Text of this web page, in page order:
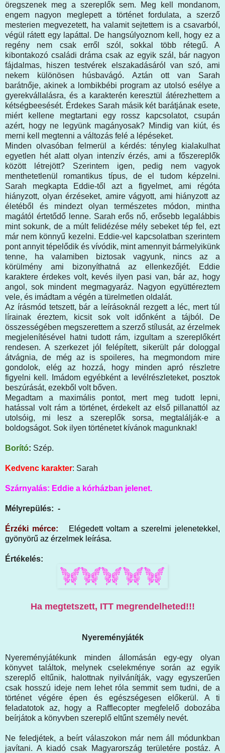
öregszenek meg a szereplők sem. Meg kell mondanom,
engem nagyon meglepett a történet fordulata, a szerző
mesterien megvezetett, ha valamit sejtettem is a csavarból,
végül rátett egy lapáttal. De hangsúlyoznom kell, hogy ez a
regény nem csak erről szól, sokkal több rétegű. A
kibontakozó családi dráma csak az egyik szál, bár nagyon
fájdalmas, hiszen testvérek elszakadásáról van szó, ami
nekem különösen húsbavágó. Aztán ott van Sarah
barátnője, akinek a lombikbébi program az utolsó esélye a
gyerekvállalásra, és a karakterén keresztül átérezhettem a
kétségbeesését. Érdekes Sarah másik két barátjának esete,
miért kellene megtartani egy rossz kapcsolatot, csupán
azért, hogy ne legyünk magányosak? Mindig van kiút, és
merni kell megtenni a változás felé a lépéseket.
Minden olvasóban felmerül a kérdés: tényleg kialakulhat
egyetlen hét alatt olyan intenzív érzés, ami a főszereplők
között létrejött? Szerintem igen, pedig nem vagyok
menthetetlenül romantikus típus, de el tudom képzelni.
Sarah megkapta Eddie-től azt a figyelmet, ami régóta
hiányzott, olyan érzéseket, amire vágyott, ami hiányzott az
életéből és mindezt olyan természetes módon, mintha
magától értetődő lenne. Sarah erős nő, erősebb legalábbis
mint sokunk, de a múlt felidézése mély sebeket tép fel, ezt
már nem könnyű kezelni. Eddie-vel kapcsolatban szerintem
pont annyit tépelődik és vívódik, mint amennyit bármelyikünk
tenne, ha valamiben biztosak vagyunk, nincs az a
körülmény ami bizonyíthatná az ellenkezőjét. Eddie
karaktere érdekes volt, kevés ilyen pasi van, bár az, hogy
angol, sok mindent megmagyaráz. Nagyon együttéreztem
vele, és imádtam a végén a türelmetlen oldalát.
Az írásmód tetszett, bár a leírásoknál rezgett a léc, mert túl
lírainak éreztem, kicsit sok volt időnként a tájból. De
összességében megszerettem a szerző stílusát, az érzelmek
megjelenítésével hatni tudott rám, izgultam a szereplőkért
rendesen. A szerkezet jól felépített, sikerült pár dologgal
átvágnia, de még az is spoileres, ha megmondom mire
gondolok, elég az hozzá, hogy minden apró részletre
figyelni kell. Imádom egyébként a levélrészleteket, posztok
beszúrását, ezekből volt bőven.
Megadtam a maximális pontot, mert meg tudott lepni,
hatással volt rám a történet, érdekelt az első pillanattól az
utolsóig, mi lesz a szereplők sorsa, megtalálják-e a
boldogságot. Sok ilyen történetet kívánok magunknak!
Borító: Szép.
Kedvenc karakter: Sarah
Szárnyalás: Eddie a kórházban jelenet.
Mélyrepülés: -
Érzéki mérce:
Elégedett voltam a szerelmi jelenetekkel,
gyönyörű az érzelmek leírása.
Értékelés:
Ha megtetszett, ITT megrendelheted!!!
Nyereményjáték
Nyereményjátékunk minden állomásán egy-egy olyan
könyvet találtok, melynek cselekménye során az egyik
szereplő eltűnik, halottnak nyilvánítják, vagy egyszerűen
csak hosszú ideje nem lehet róla semmit sem tudni, de a
történet végére épen és egészségesen előkerül. A ti
feladatotok az, hogy a Rafflecopter megfelelő dobozába
beírjátok a könyvben szereplő eltűnt személy nevét.
Ne feledjétek, a beírt válaszokon már nem áll módunkban
javítani. A kiadó csak Magyarország területére postáz. A